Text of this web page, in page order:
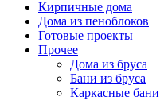
Кирпичные дома
Дома из пеноблоков
Готовые проекты
Прочее
Дома из бруса
Бани из бруса
Каркасные бани